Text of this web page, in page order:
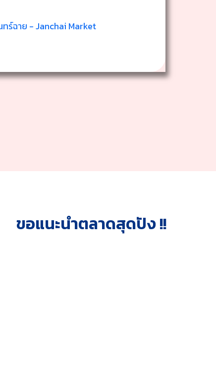
ร์ฉาย - Janchai Market
ขอแนะนำตลาดสุดปัง !!